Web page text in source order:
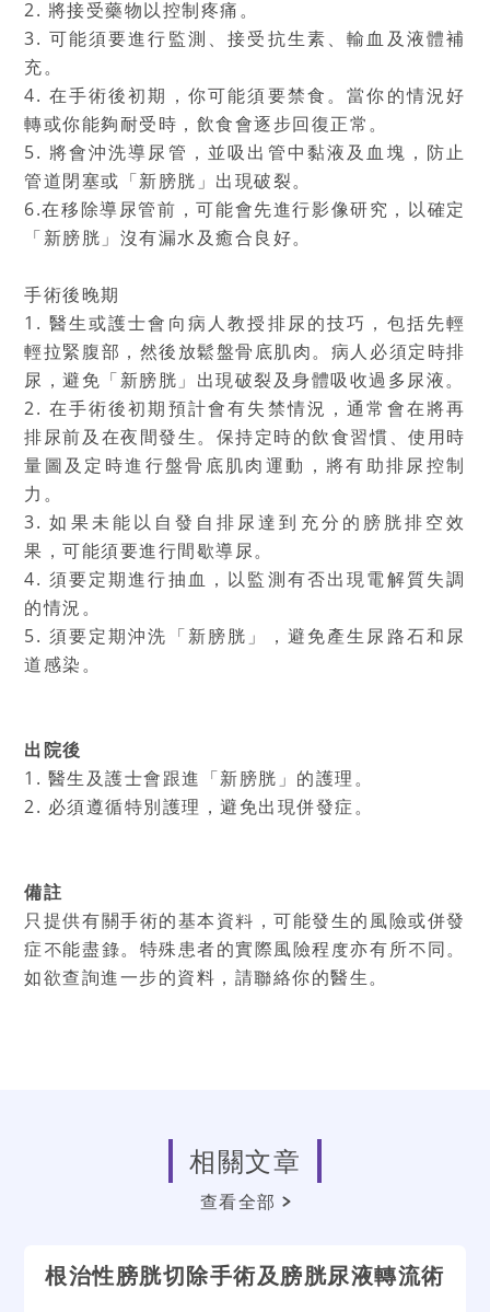
2. 將接受藥物以控制疼痛。
3. 可能須要進行監測、接受抗生素、輸血及液體補
充。
4. 在手術後初期，你可能須要禁食。當你的情況好
轉或你能夠耐受時，飲食會逐步回復正常。
5. 將會沖洗導尿管，並吸出管中黏液及血塊，防止
管道閉塞或「新膀胱」出現破裂。
6.在移除導尿管前，可能會先進行影像研究，以確定
「新膀胱」沒有漏水及癒合良好。
手術後晚期
1. 醫生或護士會向病人教授排尿的技巧，包括先輕
輕拉緊腹部，然後放鬆盤骨底肌肉。病人必須定時排
尿，避免「新膀胱」出現破裂及身體吸收過多尿液。
2. 在手術後初期預計會有失禁情況，通常會在將再
排尿前及在夜間發生。保持定時的飲食習慣、使用時
量圖及定時進行盤骨底肌肉運動，將有助排尿控制
力。
3. 如果未能以自發自排尿達到充分的膀胱排空效
果，可能須要進行間歇導尿。
4. 須要定期進行抽血，以監測有否出現電解質失調
的情況。
5. 須要定期沖洗「新膀胱」，避免產生尿路石和尿
道感染。
出院後
1. 醫生及護士會跟進「新膀胱」的護理。
2. 必須遵循特別護理，避免出現併發症。
備註
只提供有關手術的基本資料，可能發生的風險或併發
症不能盡錄。特殊患者的實際風險程度亦有所不同。
如欲查詢進一步的資料，請聯絡你的醫生。
相關文章
查看全部
根治性膀胱切除手術及膀胱尿液轉流術